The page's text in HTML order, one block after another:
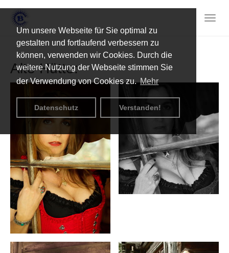
Um unsere Webseite für Sie optimal zu
gestalten und fortlaufend verbessern zu
können, verwenden wir Cookies. Durch die
weitere Nutzung der Webseite stimmen Sie
der Verwendung von Cookies zu.Mehr
Datenschutz Verstanden!
main
content
Alte Hütte: